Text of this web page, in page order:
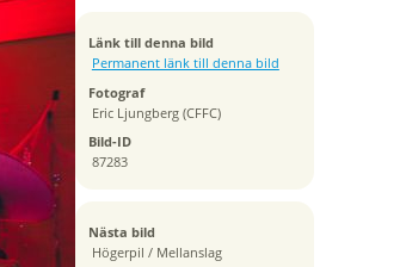
Länk till denna bild
Permanent länk till denna bild
Fotograf
Eric Ljungberg (CFFC)
Bild-ID
87283
Tagen
2024:11:10 00:21:22
ISO
800
Brännvidd
17 mm
Nästa bild
Högerpil / Mellanslag